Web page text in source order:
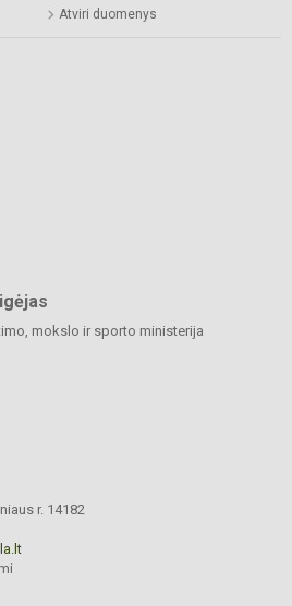
Atviri duomenys
mokslo ir sporto ministerija
r. 14182